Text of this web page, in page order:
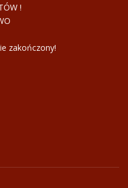
!
zakończony!